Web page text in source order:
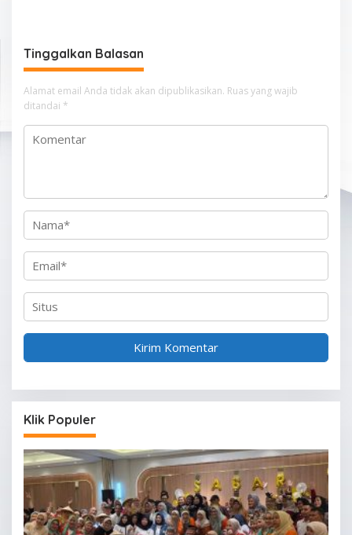
a
s
i
p
o
Tinggalkan Balasan
Alamat email Anda tidak akan dipublikasikan. Ruas yang wajib
ditandai *
Klik Populer